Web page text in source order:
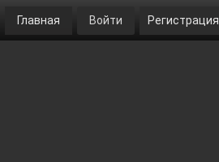
Главная Войти Регистрация